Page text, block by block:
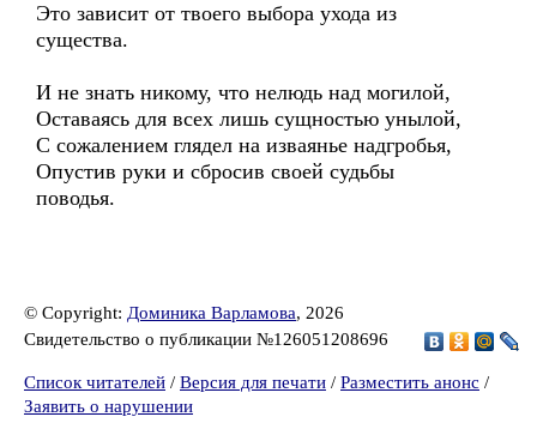
Это зависит от твоего выбора ухода из
существа.
И не знать никому, что нелюдь над могилой,
Оставаясь для всех лишь сущностью унылой,
С сожалением глядел на изваянье надгробья,
Опустив руки и сбросив своей судьбы
поводья.
© Copyright: Доминика Варламова, 2026
Свидетельство о публикации №126051208696
Список читателей / Версия для печати / Разместить анонс /
Заявить о нарушении